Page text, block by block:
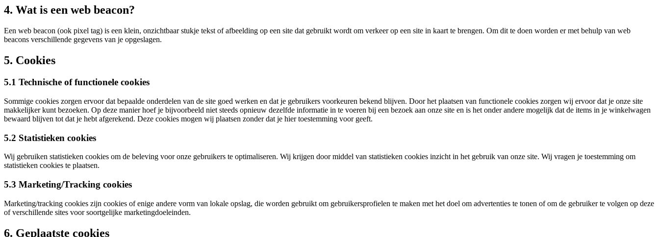
4. Wat is een web beacon?
Een web beacon (ook pixel tag) is een klein, onzichtbaar stukje tekst of afbeelding op een site dat gebruikt wordt om verkeer op een site in kaart te brengen. Om dit te doen worden er met behulp van web
beacons verschillende gegevens van je opgeslagen.
5. Cookies
5.1 Technische of functionele cookies
Sommige cookies zorgen ervoor dat bepaalde onderdelen van de site goed werken en dat je gebruikers voorkeuren bekend blijven. Door het plaatsen van functionele cookies zorgen wij ervoor dat je onze site
makkelijker kunt bezoeken. Op deze manier hoef je bijvoorbeeld niet steeds opnieuw dezelfde informatie in te voeren bij een bezoek aan onze site en is het onder andere mogelijk dat de items in je winkelwagen
bewaard blijven tot dat je hebt afgerekend. Deze cookies mogen wij plaatsen zonder dat je hier toestemming voor geeft.
5.2 Statistieken cookies
Wij gebruiken statistieken cookies om de beleving voor onze gebruikers te optimaliseren. Wij krijgen door middel van statistieken cookies inzicht in het gebruik van onze site. Wij vragen je toestemming om
statistieken cookies te plaatsen.
5.3 Marketing/Tracking cookies
Marketing/tracking cookies zijn cookies of enige andere vorm van lokale opslag, die worden gebruikt om gebruikersprofielen te maken met het doel om advertenties te tonen of om de gebruiker te volgen op deze
of verschillende sites voor soortgelijke marketingdoeleinden.
6. Geplaatste cookies